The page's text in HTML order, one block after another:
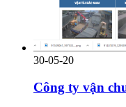
30-05-20
Công ty vận